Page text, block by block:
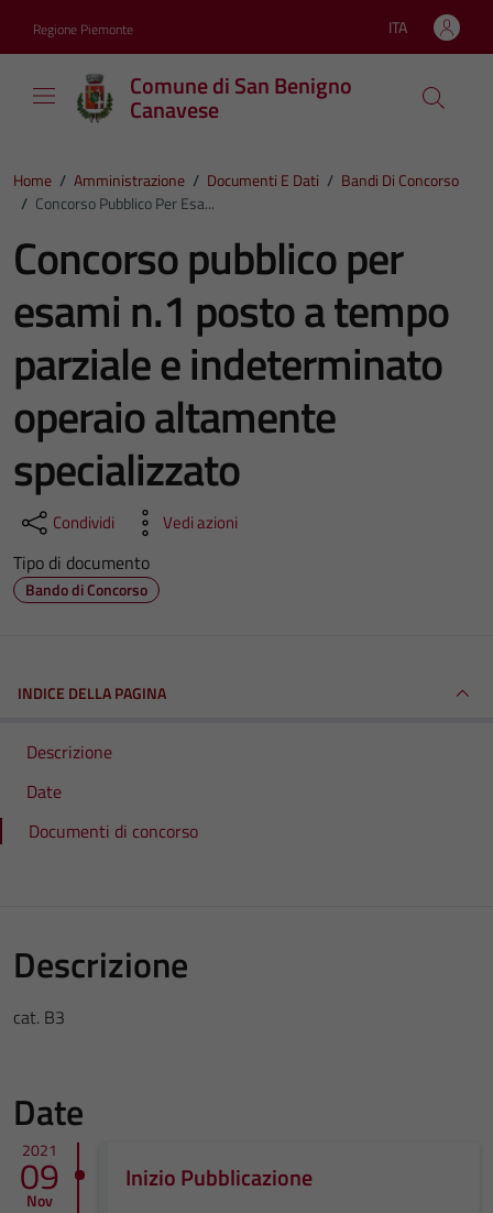
Regione Piemonte Lingua attiva:
ITA
Comune di San Benigno
Canavese
Home / Amministrazione / Documenti E Dati / Bandi Di Concorso
/ Concorso Pubblico Per Esa...
Concorso pubblico per
esami n.1 posto a tempo
parziale e indeterminato
operaio altamente
specializzato
Condividi Vedi azioni
Tipo di documento
Bando di Concorso
INDICE DELLA PAGINA
Descrizione
Date
Documenti di concorso
Descrizione
cat. B3
Date
2021
09
Nov
Inizio Pubblicazione